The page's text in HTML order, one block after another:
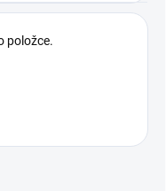
položce.